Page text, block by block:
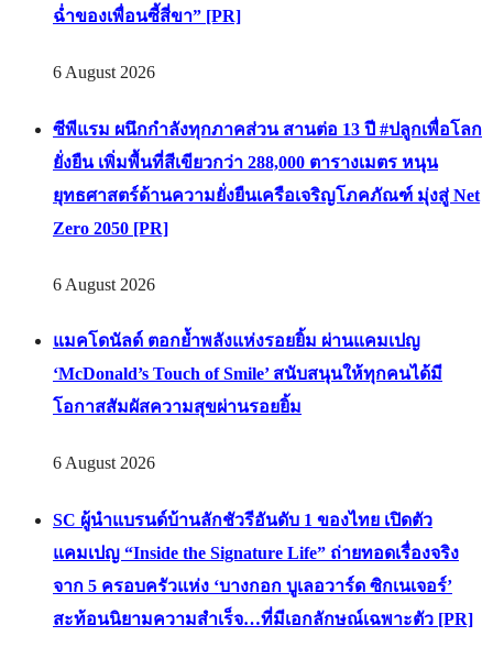
ฉ่ำของเพื่อนซี้สี่ขา” [PR]
6 August 2026
ซีพีแรม ผนึกกำลังทุกภาคส่วน สานต่อ 13 ปี #ปลูกเพื่อโลก
ยั่งยืน เพิ่มพื้นที่สีเขียวกว่า 288,000 ตารางเมตร หนุน
ยุทธศาสตร์ด้านความยั่งยืนเครือเจริญโภคภัณฑ์ มุ่งสู่ Net
Zero 2050 [PR]
6 August 2026
แมคโดนัลด์ ตอกย้ำพลังแห่งรอยยิ้ม ผ่านแคมเปญ
‘McDonald’s Touch of Smile’ สนับสนุนให้ทุกคนได้มี
โอกาสสัมผัสความสุขผ่านรอยยิ้ม
6 August 2026
SC ผู้นำแบรนด์บ้านลักชัวรีอันดับ 1 ของไทย เปิดตัว
แคมเปญ “Inside the Signature Life” ถ่ายทอดเรื่องจริง
จาก 5 ครอบครัวแห่ง ‘บางกอก บูเลอวาร์ด ซิกเนเจอร์’
สะท้อนนิยามความสำเร็จ…ที่มีเอกลักษณ์เฉพาะตัว [PR]